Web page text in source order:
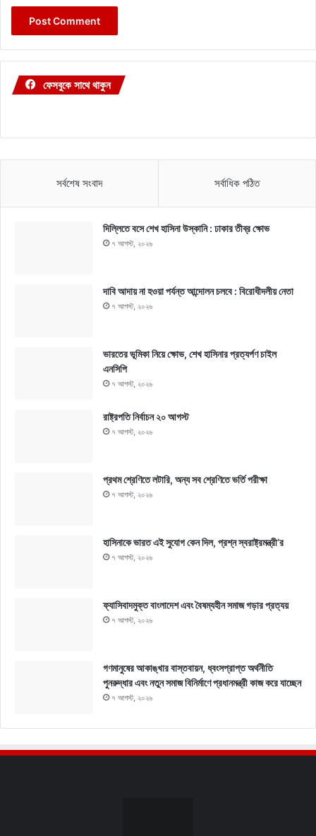
ফেসবুকে সাথে থাকুন
সর্বশেষ সংবাদ সর্বাধিক পঠিত
দিল্লিতে বসে শেখ হাসিনা উস্কানি : ঢাকার তীব্র ক্ষোভ
৭ আগস্ট, ২০২৬
দাবি আদায় না হওয়া পর্যন্ত আন্দোলন চলবে : বিরোধীদলীয় নেতা
৭ আগস্ট, ২০২৬
ভারতের ভূমিকা নিয়ে ক্ষোভ, শেখ হাসিনার প্রত্যর্পণ চাইল
এনসিপি
৭ আগস্ট, ২০২৬
রাষ্ট্রপতি নির্বাচন ২০ আগস্ট
৭ আগস্ট, ২০২৬
প্রথম শ্রেণিতে লটারি, অন্য সব শ্রেণিতে ভর্তি পরীক্ষা
৭ আগস্ট, ২০২৬
হাসিনাকে ভারত এই সুযোগ কেন দিল, প্রশ্ন স্বরাষ্ট্রমন্ত্রী’র
৭ আগস্ট, ২০২৬
ফ্যাসিবাদমুক্ত বাংলাদেশ এবং বৈষম্যহীন সমাজ গড়ার প্রত্যয়
৭ আগস্ট, ২০২৬
গণমানুষের আকাঙ্খার বাস্তবায়ন, ধ্বংসপ্রাপ্ত অর্থনীতি
পুনরুদ্ধার এবং নতুন সমাজ বিনির্মাণে প্রধানমন্ত্রী কাজ করে যাচ্ছেন
৭ আগস্ট, ২০২৬